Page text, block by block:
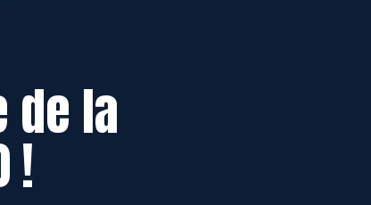
de la
!